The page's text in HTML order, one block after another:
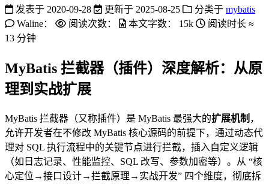
发表于 2020-09-28 更新于 2025-08-25 分类于 mybatis
Waline：
阅读次数： 本文字数： 15k
阅读时长 ≈
13 分钟
MyBatis 拦截器（插件）深度解析：从原
理到实战扩展
MyBatis 拦截器（又称插件）是 MyBatis 最强大的扩展机制 ，
允许开发者在不修改 MyBatis 核心源码的前提下，通过动态代
理对 SQL 执行流程中的关键节点进行拦截，插入自定义逻辑
（如日志记录、性能监控、SQL 改写、参数加密等）。从 “核
心定位→接口设计→拦截原理→实战开发” 四个维度，彻底拆